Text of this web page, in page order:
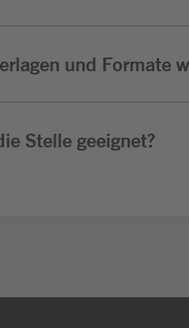
und Formate
Stelle geeignet?